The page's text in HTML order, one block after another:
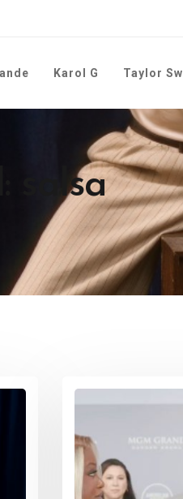
Karol G Taylor
salsa